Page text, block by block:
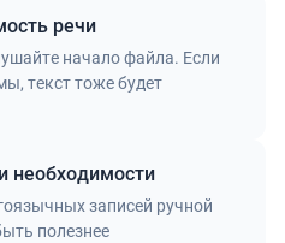
речи
начало файла. Если
текст тоже будет
необходимости
записей ручной
полезнее